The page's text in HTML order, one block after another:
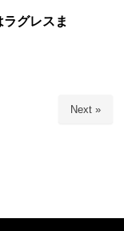
グレスま
Next »